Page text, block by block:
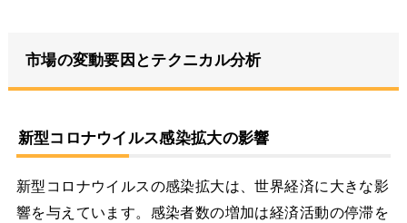
市場の変動要因とテクニカル分析
新型コロナウイルス感染拡大の影響
新型コロナウイルスの感染拡大は、世界経済に大きな影
響を与えています。感染者数の増加は経済活動の停滞を